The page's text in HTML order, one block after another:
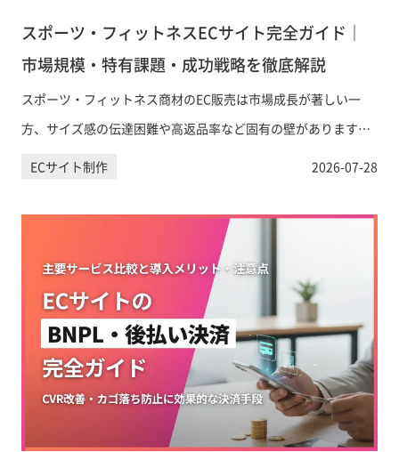
スポーツ・フィットネスECサイト完全ガイド｜
市場規模・特有課題・成功戦略を徹底解説
スポーツ・フィットネス商材のEC販売は市場成長が著しい一
方、サイズ感の伝達困難や高返品率など固有の壁があります。
本記事では市場規模のデータをもとに、業界特有の課題と解決
ECサイト制作 2026-07-28